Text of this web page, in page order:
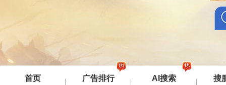
首页 广告排行 AI搜索 搜